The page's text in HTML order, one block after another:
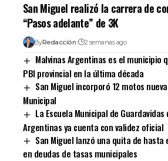
San Miguel realizó la carrera de
“Pasos adelante” de 3K
ByRedacción 2 semanas ago
Malvinas Argentinas es el municipio
PBI provincial en la última década
San Miguel incorporó 12 motos
Municipal
La Escuela Municipal de Guardavidas
Argentinas ya cuenta con validez oficial
San Miguel lanzó una quita de
en deudas de tasas municipales